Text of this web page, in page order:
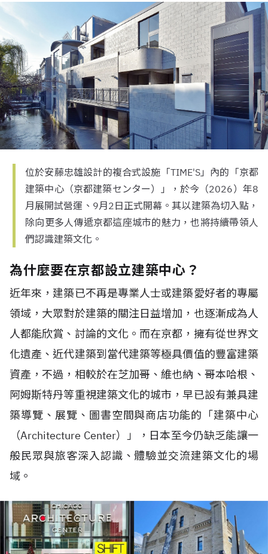
位於安藤忠雄設計的複合式設施「TIME'S」內的「京都
建築中心（京都建築センター）」，於今（2026）年8
月展開試營運、9月2日正式開幕。其以建築為切入點，
除向更多人傳遞京都這座城市的魅力，也將持續帶領人
們認識建築文化。
為什麼要在京都設立建築中心？
近年來，建築已不再是專業人士或建築愛好者的專屬
領域，大眾對於建築的關注日益增加，也逐漸成為人
人都能欣賞、討論的文化。而在京都，擁有從世界文
化遺產、近代建築到當代建築等極具價值的豐富建築
資產，不過，相較於在芝加哥、維也納、哥本哈根、
阿姆斯特丹等重視建築文化的城市，早已設有兼具建
築導覽、展覽、圖書空間與商店功能的「建築中心
（Architecture Center）」，日本至今仍缺乏能讓一
般民眾與旅客深入認識、體驗並交流建築文化的場
域。